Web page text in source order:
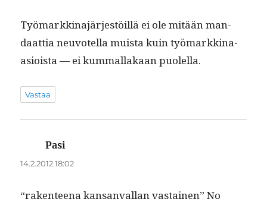
Työ­markki­na­jär­jestöil­lä ei ole mitään man­
daat­tia neu­votel­la muista kuin työ­markki­na-
asioista — ei kum­mal­lakaan puolella.
Vastaa
Pasi
14.2.2012 18:02
“rak­en­teena kansan­val­lan vas­tainen” No